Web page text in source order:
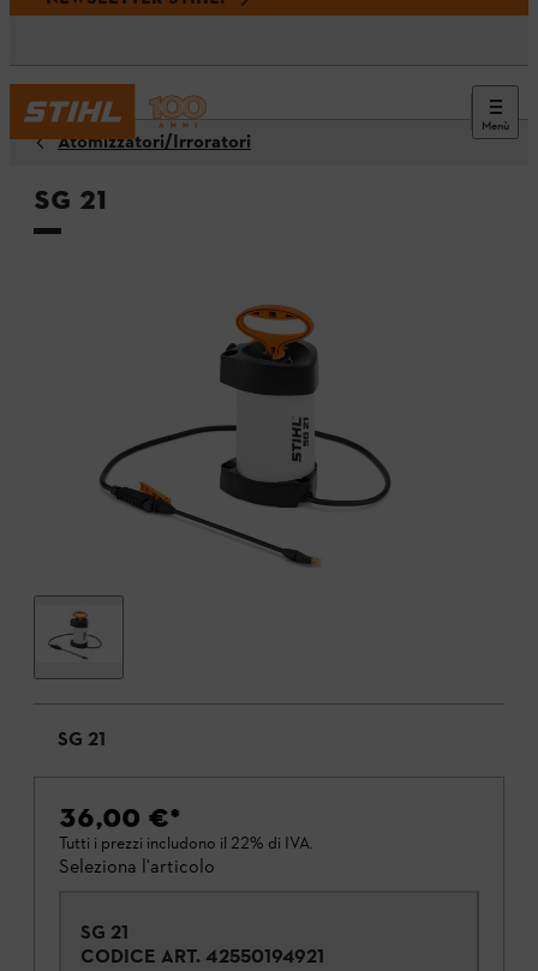
Menù
Atomizzatori/Irroratori
SG 21
SG 21
36,00 €*
Tutti i prezzi includono il 22% di IVA.
Seleziona l'articolo
SG 21
CODICE ART. 42550194921